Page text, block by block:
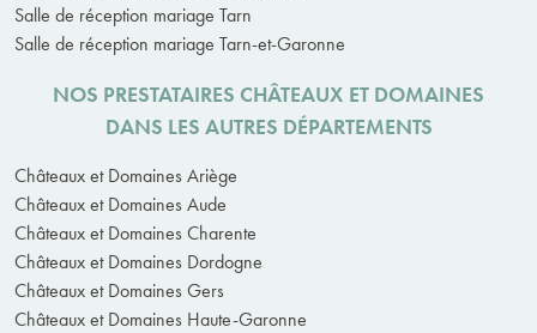
Salle de réception mariage Tarn
Salle de réception mariage Tarn-et-Garonne
NOS PRESTATAIRES CHÂTEAUX ET DOMAINES
DANS LES AUTRES DÉPARTEMENTS
Châteaux et Domaines Ariège
Châteaux et Domaines Aude
Châteaux et Domaines Charente
Châteaux et Domaines Dordogne
Châteaux et Domaines Gers
Châteaux et Domaines Haute-Garonne